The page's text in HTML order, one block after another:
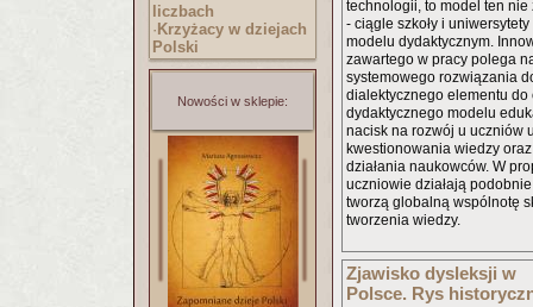
liczbach
· Krzyżacy w dziejach
Polski
Nowości w sklepie:
technologii, to model ten nie
- ciągle szkoły i
modelu dydaktycznym.
zawartego w pracy polega
systemowego rozwiązania
dialektycznego elementu do
dydaktycznego modelu
nacisk na rozwój u uczniów
kwestionowania wiedzy
działania naukowców. W
uczniowie działają
tworzą globalną wspólnotę
tworzenia wiedzy.
Zjawisko dysleksji w
Polsce. Rys